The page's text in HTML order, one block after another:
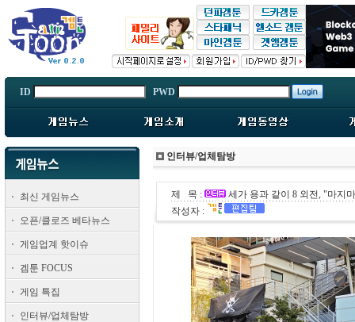
ID PWD
최신 게임뉴스
오픈/클로즈 베타뉴스
게임업계 핫이슈
겜툰 FOCUS
게임 특집
인터뷰/업체탐방
인터뷰/업체탐방
제 목 :
세가 용과 같이 8 외전, "마지
작성자 :